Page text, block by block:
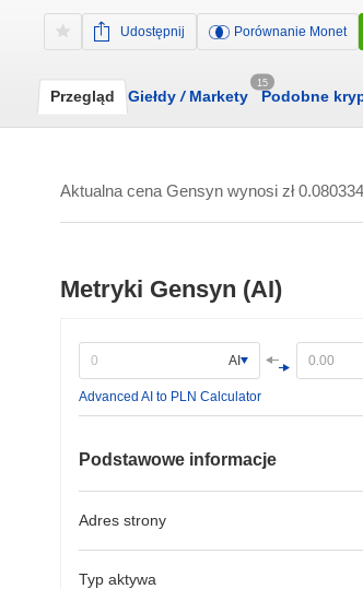
Udostępnij Porównanie Monet
Przegląd Giełdy /Markety
15
Podobne
Aktualna cena Gensyn wynosi zł 0.080334
Metryki Gensyn (AI)
AI
Advanced AI to PLN Calculator
Podstawowe informacje
Adres strony
Typ aktywa